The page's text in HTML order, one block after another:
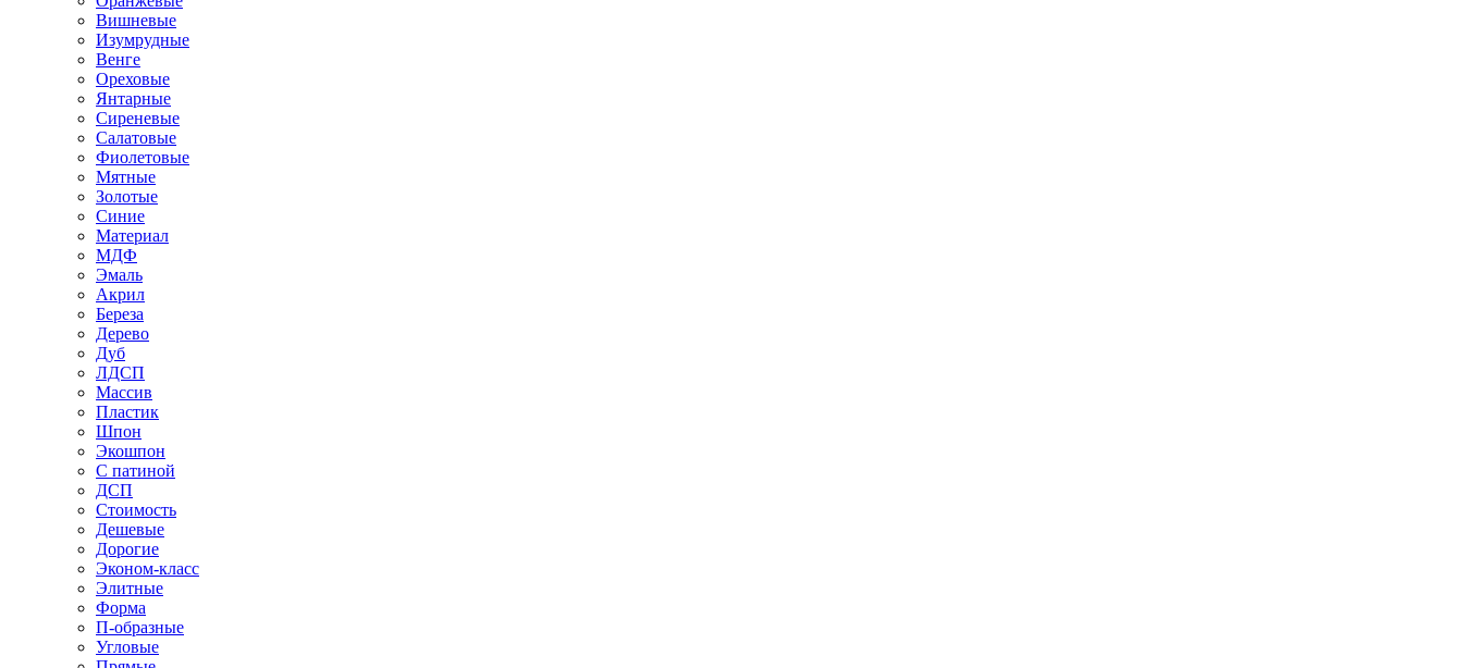
Вишневые
Изумрудные
Венге
Ореховые
Янтарные
Сиреневые
Салатовые
Фиолетовые
Мятные
Золотые
Синие
Материал
МДФ
Эмаль
Акрил
Береза
Дерево
Дуб
ЛДСП
Массив
Пластик
Шпон
Экошпон
С патиной
ДСП
Стоимость
Дешевые
Дорогие
Эконом-класс
Элитные
Форма
П-образные
Угловые